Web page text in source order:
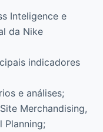
Inteligence e
da Nike
indicadores
e análises;
Merchandising,
Planning;